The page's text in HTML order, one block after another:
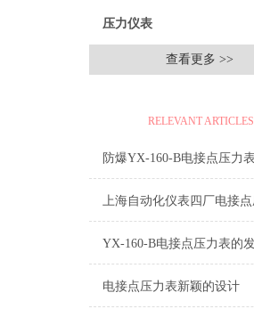
压力仪表
查看更多 >>
RELEVANT ARTICLES
电接点压力表新颖的设计